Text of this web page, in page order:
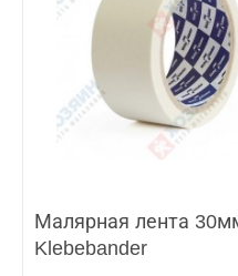
Малярная лента
Klebebander